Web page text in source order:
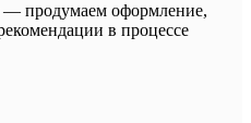
— продумаем оформление,
в процессе